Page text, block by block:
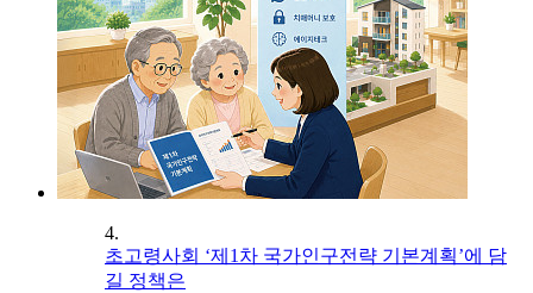
4.
초고령사회 ‘제1차 국가인구전략 기본계획’에 담
길 정책은